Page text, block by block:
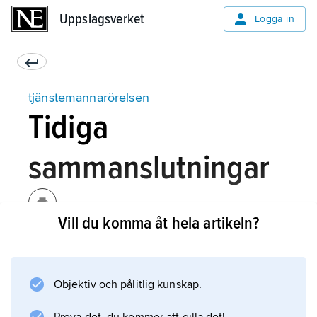
Uppslagsverket Logga in
tjänstemannarörelsen
Tidiga
sammanslutningar
sig om vaktslående kring yrken och
professioner. I andra var det ömsesidigt
bistånd (sjuk- och begravningshjälp m.m.) och
Vill du komma åt hela artikeln?
Objektiv och pålitlig kunskap.